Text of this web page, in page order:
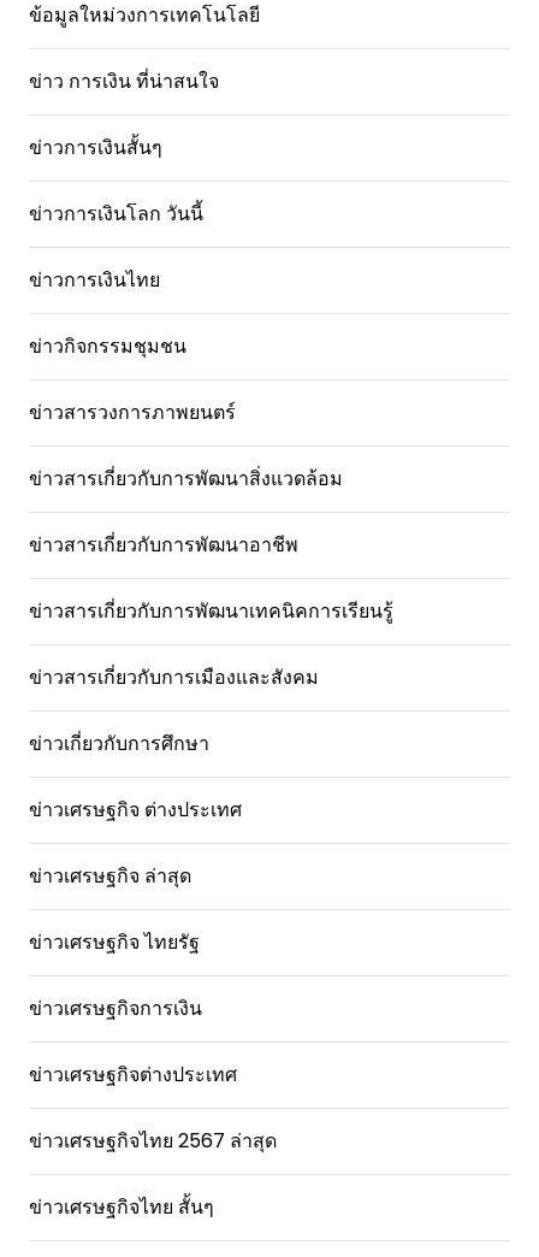
ข้อมูลใหม่วงการเทคโนโลยี
ข่าว การเงิน ที่น่าสนใจ
ข่าวการเงินสั้นๆ
ข่าวการเงินโลก วันนี้
ข่าวการเงินไทย
ข่าวกิจกรรมชุมชน
ข่าวสารวงการภาพยนตร์
ข่าวสารเกี่ยวกับการพัฒนาสิ่งแวดล้อม
ข่าวสารเกี่ยวกับการพัฒนาอาชีพ
ข่าวสารเกี่ยวกับการพัฒนาเทคนิคการเรียนรู้
ข่าวสารเกี่ยวกับการเมืองและสังคม
ข่าวเกี่ยวกับการศึกษา
ข่าวเศรษฐกิจ ต่างประเทศ
ข่าวเศรษฐกิจ ล่าสุด
ข่าวเศรษฐกิจ ไทยรัฐ
ข่าวเศรษฐกิจการเงิน
ข่าวเศรษฐกิจต่างประเทศ
ข่าวเศรษฐกิจไทย 2567 ล่าสุด
ข่าวเศรษฐกิจไทย สั้นๆ